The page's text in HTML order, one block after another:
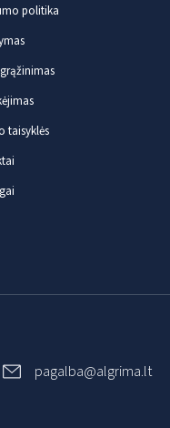
politika
taisyklės
pagalba@algrima.lt